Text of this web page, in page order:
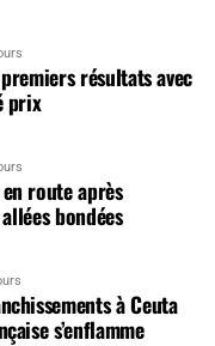
résultats avec
prix
route après
bondées
à Ceuta
s’enflamme